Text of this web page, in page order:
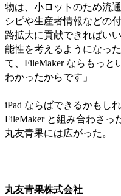
物は、小ロットのため流
シピや生産者情報などの
路拡大に貢献できればい
能性を考えるようになっ
て、FileMaker ならもっと
わかったからです」
iPad ならばできるかもし
FileMaker と組み合わさ
丸友青果には広がった。
丸友青果株式会社